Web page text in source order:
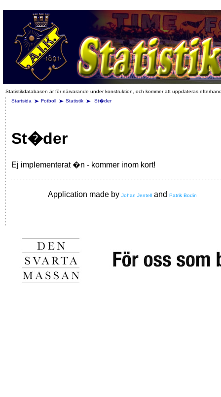
Statistikdatabasen är för närvarande under konstruktion, och kommer att uppdateras
Startsida
Fotboll Statistik St�der
St�der
Ej implementerat �n - kommer inom kort!
Application made by Johan Jentell and Patrik Bodin